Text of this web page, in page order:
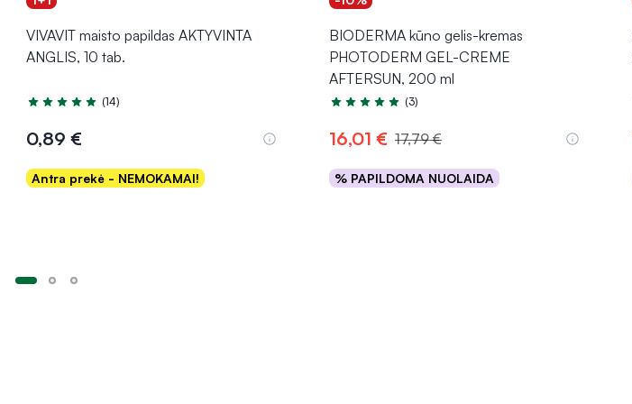
VIVAVIT maisto papildas AKTYVINTA
ANGLIS, 10 tab.
Įvertinimas 5.0 iš 5
(14)
0,89 €
Antra prekė - NEMOKAMAI!
Į krepšelį
BIODERMA kūno gelis-kremas
PHOTODERM GEL-CREME
AFTERSUN, 200 ml
Įvertinimas 5.0 iš 5
(3)
16,01 € 17,79 €
% PAPILDOMA NUOLAIDA
Į krepšelį